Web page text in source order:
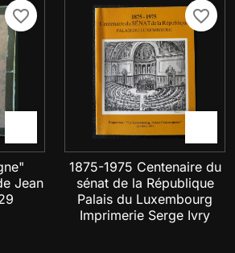
favorite_border
Jean
favorite_border
1875-1975 Centenaire du
sénat de la République
Palais du Luxembourg
Imprimerie Serge Ivry